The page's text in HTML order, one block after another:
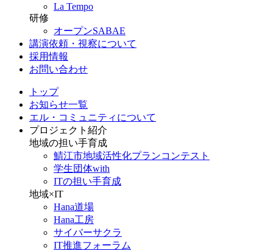
La Tempo
研修
オープンSABAE
講演依頼・視察について
採用情報
お問い合わせ
トップ
お知らせ一覧
エル・コミュニティについて
プロジェクト紹介
地域の担い手育成
鯖江市地域活性化プランコンテスト
学生団体with
ITの担い手育成
地域×IT
Hana道場
Hana工房
サイバーサクラ
IT推進フォーラム